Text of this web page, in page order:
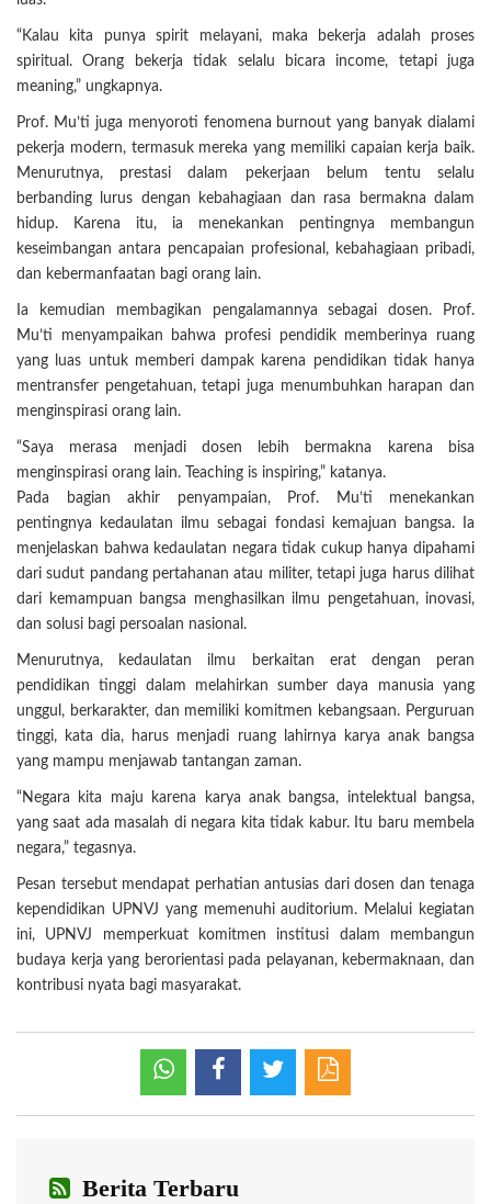
“Kalau kita punya spirit melayani, maka bekerja adalah proses
spiritual. Orang bekerja tidak selalu bicara income, tetapi juga
meaning,” ungkapnya.
Prof. Mu’ti juga menyoroti fenomena burnout yang banyak dialami
pekerja modern, termasuk mereka yang memiliki capaian kerja baik.
Menurutnya, prestasi dalam pekerjaan belum tentu selalu
berbanding lurus dengan kebahagiaan dan rasa bermakna dalam
hidup. Karena itu, ia menekankan pentingnya membangun
keseimbangan antara pencapaian profesional, kebahagiaan pribadi,
dan kebermanfaatan bagi orang lain.
Ia kemudian membagikan pengalamannya sebagai dosen. Prof.
Mu’ti menyampaikan bahwa profesi pendidik memberinya ruang
yang luas untuk memberi dampak karena pendidikan tidak hanya
mentransfer pengetahuan, tetapi juga menumbuhkan harapan dan
menginspirasi orang lain.
“Saya merasa menjadi dosen lebih bermakna karena bisa
menginspirasi orang lain. Teaching is inspiring,” katanya.
Pada bagian akhir penyampaian, Prof. Mu’ti menekankan
pentingnya kedaulatan ilmu sebagai fondasi kemajuan bangsa. Ia
menjelaskan bahwa kedaulatan negara tidak cukup hanya dipahami
dari sudut pandang pertahanan atau militer, tetapi juga harus dilihat
dari kemampuan bangsa menghasilkan ilmu pengetahuan, inovasi,
dan solusi bagi persoalan nasional.
Menurutnya, kedaulatan ilmu berkaitan erat dengan peran
pendidikan tinggi dalam melahirkan sumber daya manusia yang
unggul, berkarakter, dan memiliki komitmen kebangsaan. Perguruan
tinggi, kata dia, harus menjadi ruang lahirnya karya anak bangsa
yang mampu menjawab tantangan zaman.
“Negara kita maju karena karya anak bangsa, intelektual bangsa,
yang saat ada masalah di negara kita tidak kabur. Itu baru membela
negara,” tegasnya.
Pesan tersebut mendapat perhatian antusias dari dosen dan tenaga
kependidikan UPNVJ yang memenuhi auditorium. Melalui kegiatan
ini, UPNVJ memperkuat komitmen institusi dalam membangun
budaya kerja yang berorientasi pada pelayanan, kebermaknaan, dan
kontribusi nyata bagi masyarakat.
Berita Terbaru